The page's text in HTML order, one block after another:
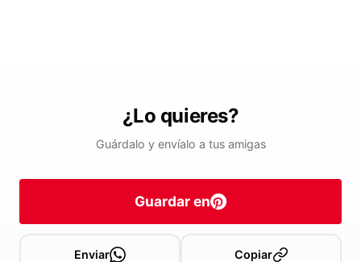
¿Lo quieres?
Guárdalo y envíalo a tus amigas
Guardar en
Enviar Copiar